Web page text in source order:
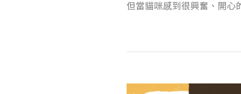
但當貓咪感到很興奮、開心